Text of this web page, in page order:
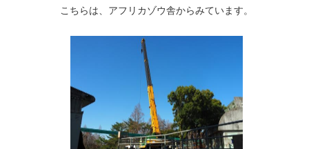
こちらは、アフリカゾウ舎からみています。